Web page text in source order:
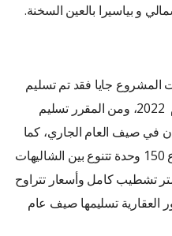
و بياسيرا بالعين السخنة.
المشروع جايا فقد تم تسليم
المرحلة الأولى منه في صيف العام 2022، ومن المقرر تسليم
الثالثة على مساحة 50 فدان في صيف العام الجاري، كما
تضم المرحلة الجديدة من المشروع 150 وحدة تتنوع بين الشاليهات
بمساحات بين 160-180 متر تشطيب كامل وأسعار تتراوح
صبور العقارية تسليمها صيف عام